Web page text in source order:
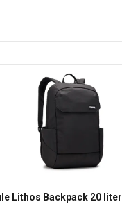
Lithos Backpack 20 liter